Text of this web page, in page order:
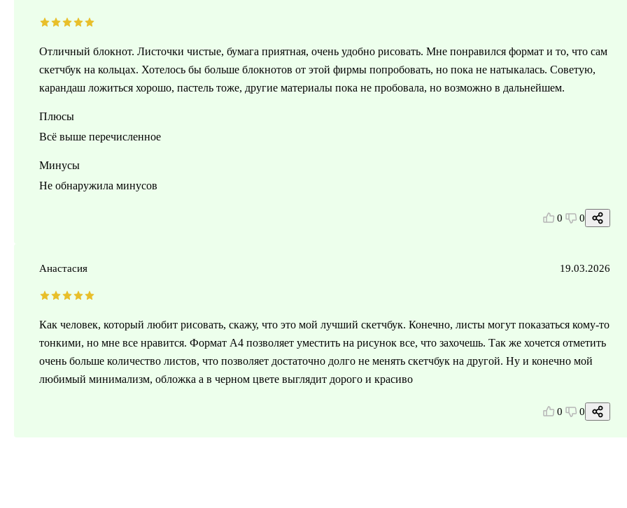
Отличный блокнот. Листочки чистые, бумага приятная, очень удобно рисовать. Мне понравился формат и то, что сам
скетчбук на кольцах. Хотелось бы больше блокнотов от этой фирмы попробовать, но пока не натыкалась. Советую,
карандаш ложиться хорошо, пастель тоже, другие материалы пока не пробовала, но возможно в дальнейшем.
Плюсы
Всё выше перечисленное
Минусы
Не обнаружила минусов
0 0
Анастасия 19.03.2026
Как человек, который любит рисовать, скажу, что это мой лучший скетчбук. Конечно, листы могут показаться кому-то
тонкими, но мне все нравится. Формат А4 позволяет уместить на рисунок все, что захочешь. Так же хочется отметить
очень больше количество листов, что позволяет достаточно долго не менять скетчбук на другой. Ну и конечно мой
любимый минимализм, обложка а в черном цвете выглядит дорого и красиво
0 0